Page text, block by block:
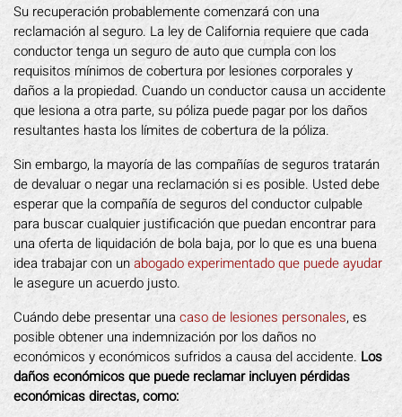
Su recuperación probablemente comenzará con una
reclamación al seguro. La ley de California requiere que cada
conductor tenga un seguro de auto que cumpla con los
requisitos mínimos de cobertura por lesiones corporales y
daños a la propiedad. Cuando un conductor causa un accidente
que lesiona a otra parte, su póliza puede pagar por los daños
resultantes hasta los límites de cobertura de la póliza.
Sin embargo, la mayoría de las compañías de seguros tratarán
de devaluar o negar una reclamación si es posible. Usted debe
esperar que la compañía de seguros del conductor culpable
para buscar cualquier justificación que puedan encontrar para
una oferta de liquidación de bola baja, por lo que es una buena
idea trabajar con unabogado experimentado que puede ayudar
le asegure un acuerdo justo.
Cuándo debe presentar una caso de lesiones personales, es
posible obtener una indemnización por los daños no
económicos y económicos sufridos a causa del accidente. Los
daños económicos que puede reclamar incluyen pérdidas
económicas directas, como: